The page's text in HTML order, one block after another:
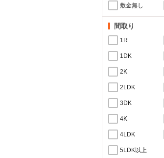
敷金無し
間取り
1R
1DK
2K
2LDK
3DK
4K
4LDK
5LDK以上